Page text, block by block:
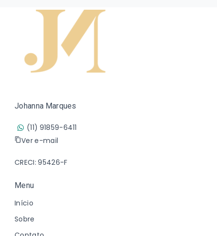
Johanna Marques
(11) 91859-6411
Ver e-mail
CRECI: 95426-F
Menu
Início
Sobre